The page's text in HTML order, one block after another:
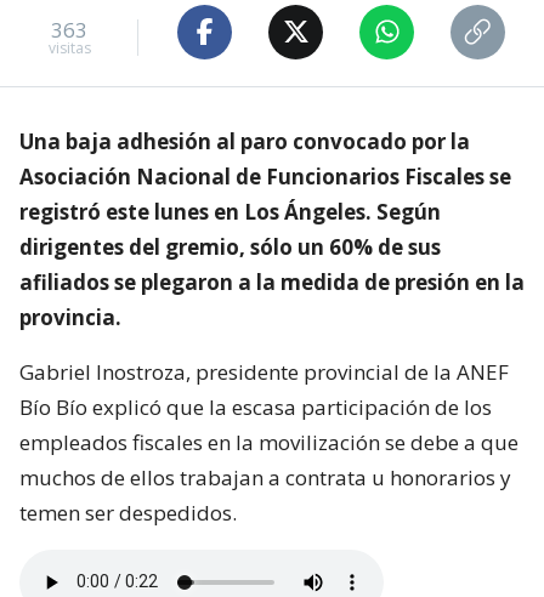
363
visitas
Una baja adhesión al paro convocado por la
Asociación Nacional de Funcionarios Fiscales se
registró este lunes en Los Ángeles. Según
dirigentes del gremio, sólo un 60% de sus
afiliados se plegaron a la medida de presión en la
provincia.
Gabriel Inostroza, presidente provincial de la ANEF
Bío Bío explicó que la escasa participación de los
empleados fiscales en la movilización se debe a que
muchos de ellos trabajan a contrata u honorarios y
temen ser despedidos.